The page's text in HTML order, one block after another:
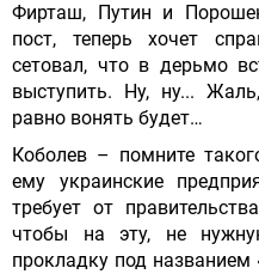
Фирташ, Путин и
пост, теперь хочет
сетовал, что в дерьмо
выступить. Ну, ну...
равно вонять будет…
Коболев – помните
ему украинские
требует от
чтобы на эту, не
прокладку под названием